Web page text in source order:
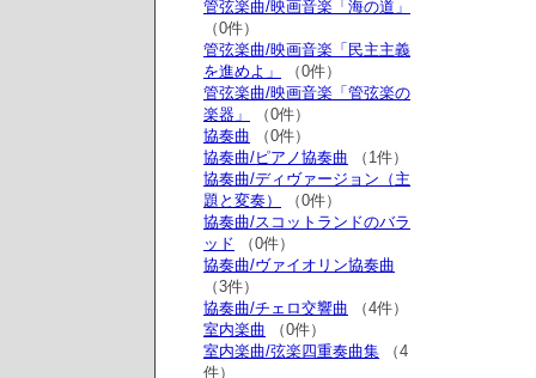
管弦楽曲/映画音楽「海の道」
（0件）
管弦楽曲/映画音楽「民主主義
を進めよ」
（0件）
管弦楽曲/映画音楽「管弦楽の
楽器」
（0件）
協奏曲 （0件）
協奏曲/ピアノ協奏曲 （1件）
協奏曲/ディヴァージョン（主
題と変奏）
（0件）
協奏曲/スコットランドのバラ
ッド （0件）
協奏曲/ヴァイオリン協奏曲
（3件）
協奏曲/チェロ交響曲 （4件）
室内楽曲 （0件）
室内楽曲/弦楽四重奏曲集 （4
件）